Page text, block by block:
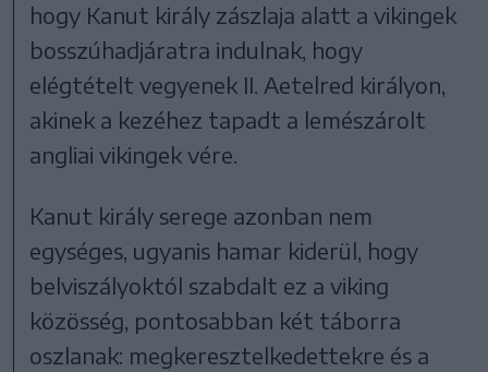
hogy Kanut király zászlaja alatt a vikingek
bosszúhadjáratra indulnak, hogy
elégtételt vegyenek II. Aetelred királyon,
akinek a kezéhez tapadt a lemészárolt
angliai vikingek vére.
Kanut király serege azonban nem
egységes, ugyanis hamar kiderül, hogy
belviszályoktól szabdalt ez a viking
közösség, pontosabban két táborra
oszlanak: megkeresztelkedettekre és a